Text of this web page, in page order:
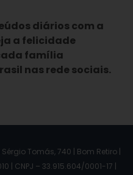
diários com a
a felicidade
família
nas rede sociais.
Sérgio Tomás, 740 | Bom Retiro |
| CNPJ – 33.915.604/0001-17 |